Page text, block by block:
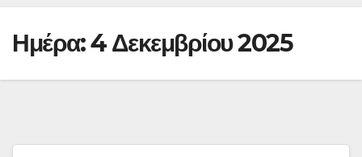
Ημέρα:4 Δεκεμβρίου 2025